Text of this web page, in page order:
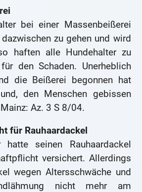
bei einer Massenbeißerei
zu gehen und wird
haften alle Hundehalter zu
den Schaden. Unerheblich
die Beißerei begonnen hat
den Menschen gebissen
Az. 3 S 8/04.
für Rauhaardackel
hatte seinen Rauhaardackel
versichert. Allerdings
wegen Altersschwäche und
nicht mehr am